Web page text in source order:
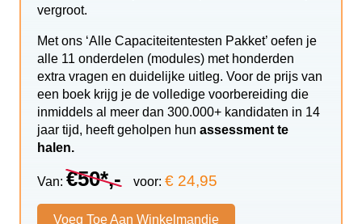
vergroot.
Met ons ‘Alle Capaciteitentesten Pakket’ oefen je
alle 11 onderdelen (modules) met honderden
extra vragen en duidelijke uitleg. Voor de prijs van
een boek krijg je de volledige voorbereiding die
inmiddels al meer dan 300.000+ kandidaten in 14
jaar tijd, heeft geholpen hun assessment te
halen.
Van: €50*,- voor: € 24,95
Voeg Toe Aan Winkelmandje